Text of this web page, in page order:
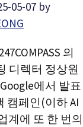
05-07 by
의
디렉터 정상원
에서 발표
캠페인(이하 AI
계에 또 한 번의